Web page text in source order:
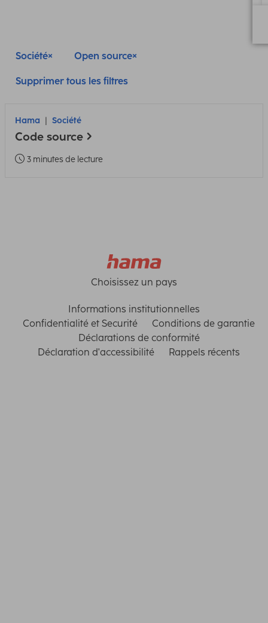
Société Open source
Supprimer tous les filtres
Hama Société
Code source
3 minutes de lecture
Choisissez un pays
Informations institutionnelles
Confidentialité et Securité
Conditions de garantie
Déclarations de conformité
Déclaration d'accessibilité
Rappels récents